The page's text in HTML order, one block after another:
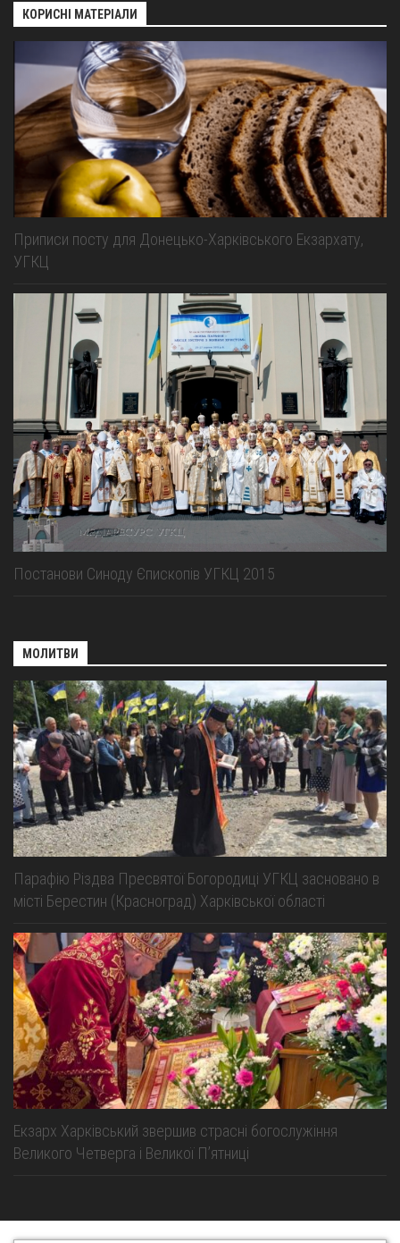
КОРИСНІ МАТЕРІАЛИ
Приписи посту для Донецько-Харківського Екзархату,
УГКЦ
Постанови Синоду Єпископів УГКЦ 2015
МОЛИТВИ
Парафію Різдва Пресвятої Богородиці УГКЦ засновано в
місті Берестин (Красноград) Харківської області
Екзарх Харківський звершив страсні богослужіння
Великого Четверга і Великої Пʼятниці